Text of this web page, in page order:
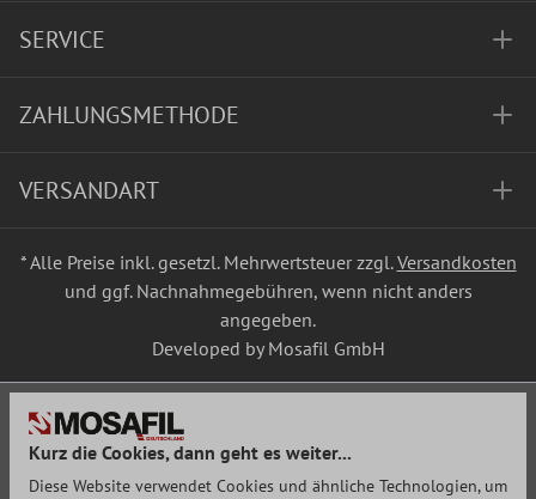
SERVICE
ZAHLUNGSMETHODE
VERSANDART
* Alle Preise inkl. gesetzl. Mehrwertsteuer zzgl.Versandkosten
und ggf. Nachnahmegebühren, wenn nicht anders
angegeben.
Developed by Mosafil GmbH
Kurz die Cookies, dann geht es weiter...
Diese Website verwendet Cookies und ähnliche Technologien, um